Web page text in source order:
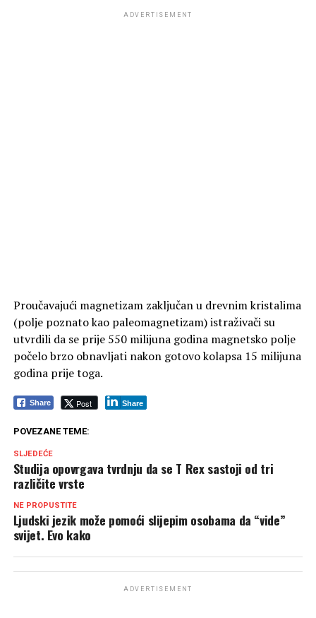
ADVERTISEMENT
Proučavajući magnetizam zaključan u drevnim kristalima
(polje poznato kao paleomagnetizam) istraživači su
utvrdili da se prije 550 milijuna godina magnetsko polje
počelo brzo obnavljati nakon gotovo kolapsa 15 milijuna
godina prije toga.
Share Post Share
POVEZANE TEME:
SLJEDEĆE
Studija opovrgava tvrdnju da se T Rex sastoji od tri
različite vrste
NE PROPUSTITE
Ljudski jezik može pomoći slijepim osobama da “vide”
svijet. Evo kako
ADVERTISEMENT